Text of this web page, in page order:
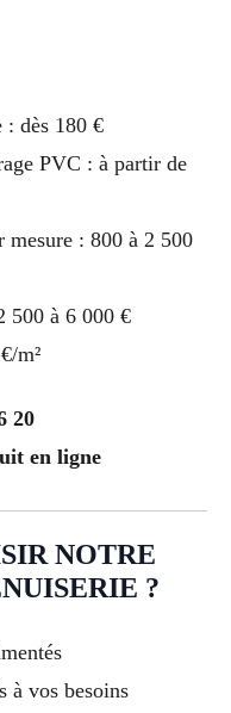
: dès 180 €
PVC : à partir de
mesure : 800 à 2 500
500 à 6 000 €
m²
20
en ligne
NOTRE
?
à vos besoins